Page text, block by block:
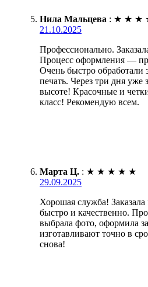
Нила Мальцева : ★ ★ ★
21.10.2025
Профессионально.
Процесс оформления —
Очень быстро обработали
печать. Через три дня уже
высоте! Красочные и
класс! Рекомендую всем.
Марта Ц. : ★ ★ ★ ★ ★
29.09.2025
Хорошая служба! Заказала
быстро и качественно.
выбрала фото, оформила
изготавливают точно в
снова!